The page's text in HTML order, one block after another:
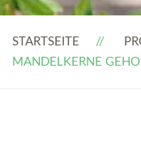
STARTSEITE
MANDELKERNE